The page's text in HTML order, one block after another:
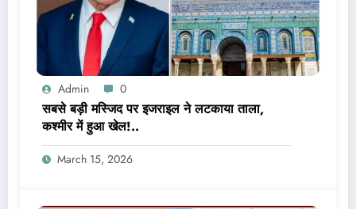
Admin 0
सबसे बड़ी मस्जिद पर इजराइल ने लटकाया ताला,
कश्मीर में हुआ खेल!..
March 15, 2026